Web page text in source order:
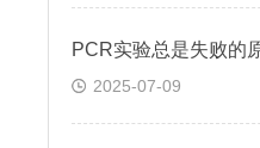
PCR实验总是失败的
2025-07-09